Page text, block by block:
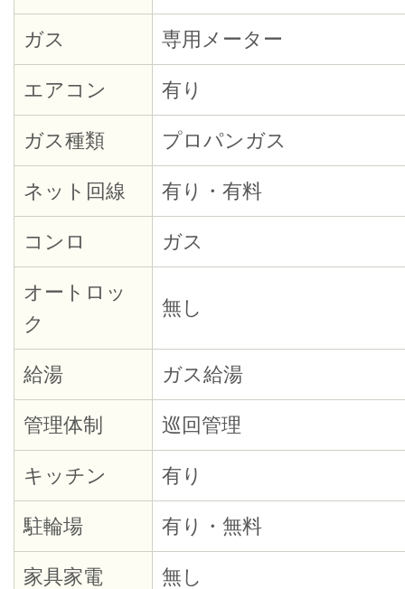
ガス 専用メーター
エアコン 有り
ガス種類 プロパンガス
ネット回線 有り・有料
コンロ ガス
オートロッ
ク
無し
給湯 ガス給湯
管理体制 巡回管理
キッチン 有り
駐輪場 有り・無料
家具家電 無し